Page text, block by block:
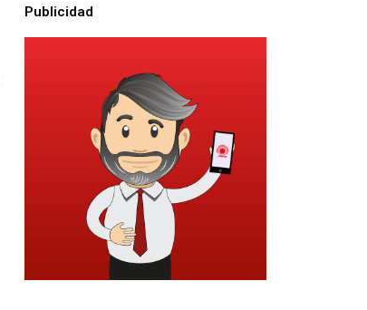
Publicidad